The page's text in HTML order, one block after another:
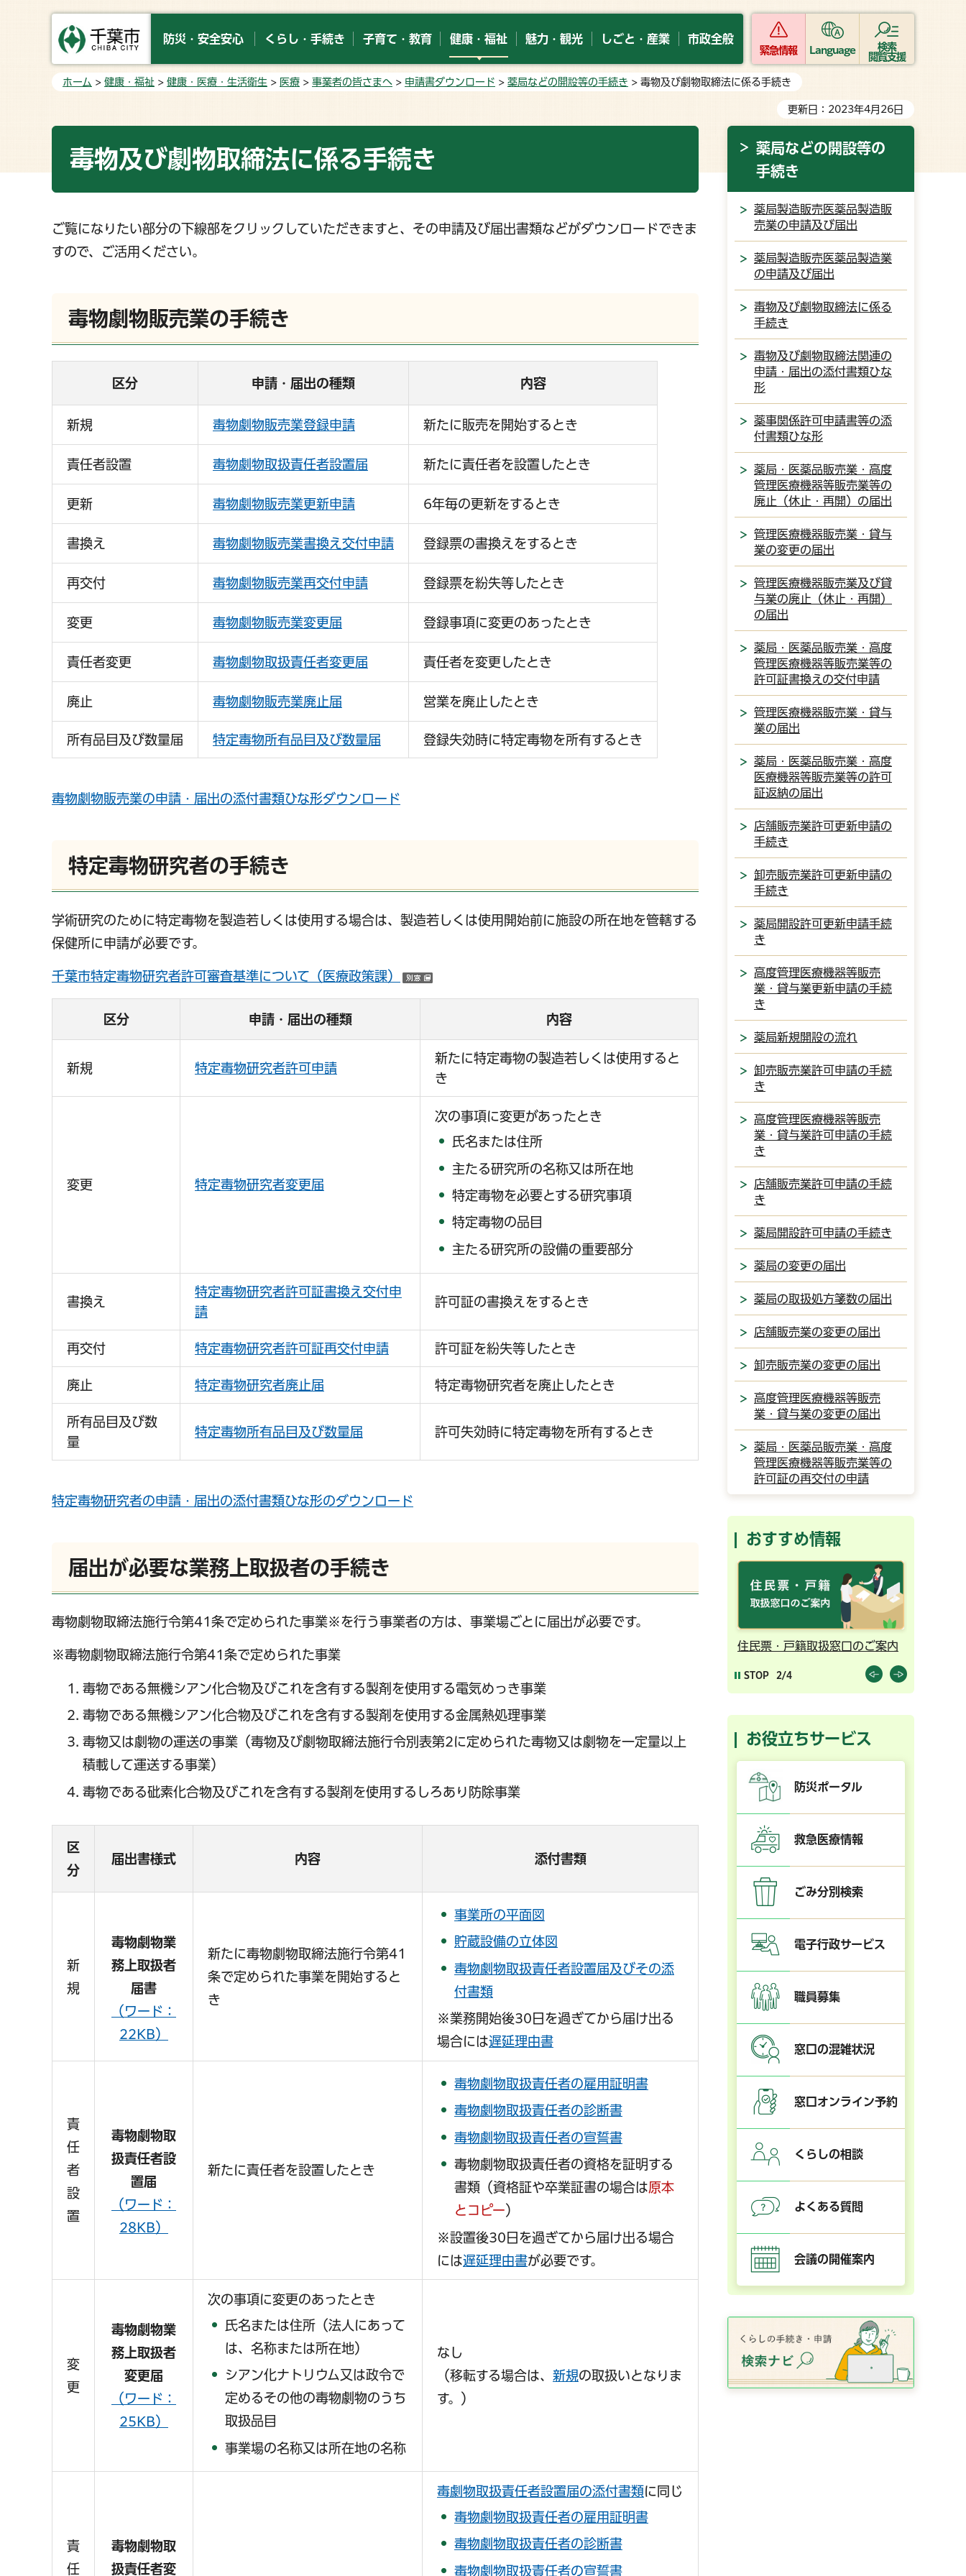
防災・安全安心 くらし・手続き 子育て・教育 健康・福祉 魅力・観光 しごと・産業 市政全般
緊急情報 Language
検索
閲覧支援
ホーム > 健康・福祉 > 健康・医療・生活衛生 > 医療 > 事業者の皆さまへ > 申請書ダウンロード > 薬局などの開設等の手続き > 毒物及び劇物取締法に係る手続き
更新日：2023年4月26日
毒物及び劇物取締法に係る手続き
ご覧になりたい部分の下線部をクリックしていただきますと、その申請及び届出書類などがダウンロードできま
すので、ご活用ください。
毒物劇物販売業の手続き
区分 申請・届出の種類 内容
新規 毒物劇物販売業登録申請 新たに販売を開始するとき
責任者設置 毒物劇物取扱責任者設置届 新たに責任者を設置したとき
更新 毒物劇物販売業更新申請 6年毎の更新をするとき
書換え 毒物劇物販売業書換え交付申請 登録票の書換えをするとき
再交付 毒物劇物販売業再交付申請 登録票を紛失等したとき
変更 毒物劇物販売業変更届 登録事項に変更のあったとき
責任者変更 毒物劇物取扱責任者変更届 責任者を変更したとき
廃止 毒物劇物販売業廃止届 営業を廃止したとき
所有品目及び数量届 特定毒物所有品目及び数量届 登録失効時に特定毒物を所有するとき
毒物劇物販売業の申請・届出の添付書類ひな形ダウンロード
特定毒物研究者の手続き
学術研究のために特定毒物を製造若しくは使用する場合は、製造若しくは使用開始前に施設の所在地を管轄する
保健所に申請が必要です。
千葉市特定毒物研究者許可審査基準について（医療政策課）
区分 申請・届出の種類 内容
新規 特定毒物研究者許可申請
新たに特定毒物の製造若しくは使用すると
き
変更 特定毒物研究者変更届
次の事項に変更があったとき
氏名または住所
主たる研究所の名称又は所在地
特定毒物を必要とする研究事項
特定毒物の品目
主たる研究所の設備の重要部分
書換え
特定毒物研究者許可証書換え交付申
請
許可証の書換えをするとき
再交付 特定毒物研究者許可証再交付申請 許可証を紛失等したとき
廃止 特定毒物研究者廃止届 特定毒物研究者を廃止したとき
所有品目及び数
量
特定毒物所有品目及び数量届 許可失効時に特定毒物を所有するとき
特定毒物研究者の申請・届出の添付書類ひな形のダウンロード
届出が必要な業務上取扱者の手続き
毒物劇物取締法施行令第41条で定められた事業※を行う事業者の方は、事業場ごとに届出が必要です。
※毒物劇物取締法施行令第41条で定められた事業
毒物である無機シアン化合物及びこれを含有する製剤を使用する電気めっき事業
毒物である無機シアン化合物及びこれを含有する製剤を使用する金属熱処理事業
毒物又は劇物の運送の事業（毒物及び劇物取締法施行令別表第2に定められた毒物又は劇物を一定量以上
積載して運送する事業）
毒物である砒素化合物及びこれを含有する製剤を使用するしろあり防除事業
区
分
届出書様式 内容 添付書類
新
規
毒物劇物業
務上取扱者
届書
（ワード：
22KB）
新たに毒物劇物取締法施行令第41
条で定められた事業を開始すると
き
事業所の平面図
貯蔵設備の立体図
毒物劇物取扱責任者設置届及びその添
付書類
※業務開始後30日を過ぎてから届け出る
場合には遅延理由書
責
任
者
設
置
毒物劇物取
扱責任者設
置届
（ワード：
28KB）
新たに責任者を設置したとき
毒物劇物取扱責任者の雇用証明書
毒物劇物取扱責任者の診断書
毒物劇物取扱責任者の宣誓書
毒物劇物取扱責任者の資格を証明する
書類（資格証や卒業証書の場合は原本
とコピー）
※設置後30日を過ぎてから届け出る場合
には遅延理由書が必要です。
変
更
毒物劇物業
務上取扱者
変更届
（ワード：
25KB）
次の事項に変更のあったとき
氏名または住所（法人にあって
は、名称または所在地）
シアン化ナトリウム又は政令で
定めるその他の毒物劇物のうち
取扱品目
事業場の名称又は所在地の名称
なし
（移転する場合は、 新規の取扱いとなりま
す。）
責
任
毒物劇物取
扱責任者変
毒劇物取扱責任者設置届の添付書類に同じ
毒物劇物取扱責任者の雇用証明書
毒物劇物取扱責任者の診断書
毒物劇物取扱責任者の宣誓書
薬局などの開設等の
手続き
薬局製造販売医薬品製造販
売業の申請及び届出
薬局製造販売医薬品製造業
の申請及び届出
毒物及び劇物取締法に係る
手続き
毒物及び劇物取締法関連の
申請・届出の添付書類ひな
形
薬事関係許可申請書等の添
付書類ひな形
薬局・医薬品販売業・高度
管理医療機器等販売業等の
廃止（休止・再開）の届出
管理医療機器販売業・貸与
業の変更の届出
管理医療機器販売業及び貸
与業の廃止（休止・再開）
の届出
薬局・医薬品販売業・高度
管理医療機器等販売業等の
許可証書換えの交付申請
管理医療機器販売業・貸与
業の届出
薬局・医薬品販売業・高度
医療機器等販売業等の許可
証返納の届出
店舗販売業許可更新申請の
手続き
卸売販売業許可更新申請の
手続き
薬局開設許可更新申請手続
き
高度管理医療機器等販売
業・貸与業更新申請の手続
き
薬局新規開設の流れ
卸売販売業許可申請の手続
き
高度管理医療機器等販売
業・貸与業許可申請の手続
き
店舗販売業許可申請の手続
き
薬局開設許可申請の手続き
薬局の変更の届出
薬局の取扱処方箋数の届出
店舗販売業の変更の届出
卸売販売業の変更の届出
高度管理医療機器等販売
業・貸与業の変更の届出
薬局・医薬品販売業・高度
管理医療機器等販売業等の
許可証の再交付の申請
おすすめ情報
千葉市の電子行政サービス 住民票・戸籍取扱窓口のご案内
STOP 2/4
お役立ちサービス
防災ポータル
救急医療情報
ごみ分別検索
電子行政サービス
職員募集
窓口の混雑状況
窓口オンライン予約
くらしの相談
よくある質問
会議の開催案内